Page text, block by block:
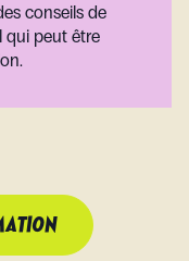
conseils de
qui peut être